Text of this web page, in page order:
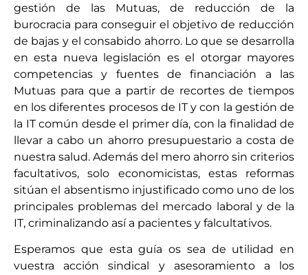
gestión de las Mutuas, de reducción de la
burocracia para conseguir el objetivo de reducción
de bajas y el consabido ahorro. Lo que se desarrolla
en esta nueva legislación es el otorgar mayores
competencias y fuentes de financiación a las
Mutuas para que a partir de recortes de tiempos
en los diferentes procesos de IT y con la gestión de
la IT común desde el primer día, con la finalidad de
llevar a cabo un ahorro presupuestario a costa de
nuestra salud. Además del mero ahorro sin criterios
facultativos, solo economicistas, estas reformas
sitúan el absentismo injustificado como uno de los
principales problemas del mercado laboral y de la
IT, criminalizando así a pacientes y falcultativos.
Esperamos que esta guía os sea de utilidad en
vuestra acción sindical y asesoramiento a los